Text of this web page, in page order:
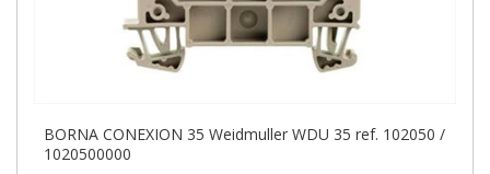
BORNA CONEXION 35 Weidmuller WDU 35 ref. 102050 /
1020500000